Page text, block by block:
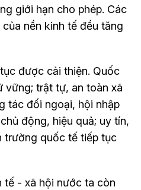
giới hạn cho phép. Các
nền kinh tế đều tăng
được cải thiện. Quốc
vững; trật tự, an toàn xã
tác đối ngoại, hội nhập
động, hiệu quả; uy tín,
trường quốc tế tiếp tục
tế - xã hội nước ta còn